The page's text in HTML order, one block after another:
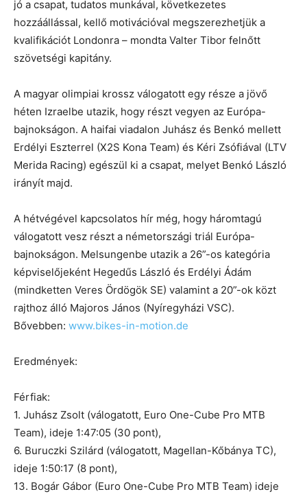
jó a csapat, tudatos munkával, következetes
hozzáállással, kellő motivációval megszerezhetjük a
kvalifikációt Londonra – mondta Valter Tibor felnőtt
szövetségi kapitány.
A magyar olimpiai krossz válogatott egy része a jövő
héten Izraelbe utazik, hogy részt vegyen az Európa-
bajnokságon. A haifai viadalon Juhász és Benkó mellett
Erdélyi Eszterrel (X2S Kona Team) és Kéri Zsófiával (LTV
Merida Racing) egészül ki a csapat, melyet Benkó László
irányít majd.
A hétvégével kapcsolatos hír még, hogy háromtagú
válogatott vesz részt a németországi triál Európa-
bajnokságon. Melsungenbe utazik a 26”-os kategória
képviselőjeként Hegedűs László és Erdélyi Ádám
(mindketten Veres Ördögök SE) valamint a 20”-ok közt
rajthoz álló Majoros János (Nyíregyházi VSC).
Bővebben: www.bikes-in-motion.de
Eredmények:
Férfiak:
1. Juhász Zsolt (válogatott, Euro One-Cube Pro MTB
Team), ideje 1:47:05 (30 pont),
6. Buruczki Szilárd (válogatott, Magellan-Kőbánya TC),
ideje 1:50:17 (8 pont),
13. Bogár Gábor (Euro One-Cube Pro MTB Team) ideje